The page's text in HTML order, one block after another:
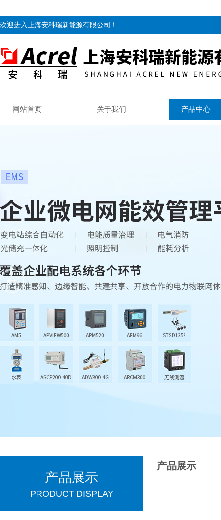
欢迎进入上海安科瑞新能源有限公司！
网站首页 关于我们 产品中心
产品展示
PRODUCT DISPLAY
产品展示